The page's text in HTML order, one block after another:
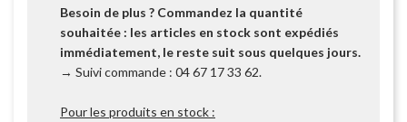
Besoin de plus ? Commandez la quantité
souhaitée : les articles en stock sont expédiés
immédiatement, le reste suit sous quelques jours.
→ Suivi commande : 04 67 17 33 62.
Pour les produits en stock :